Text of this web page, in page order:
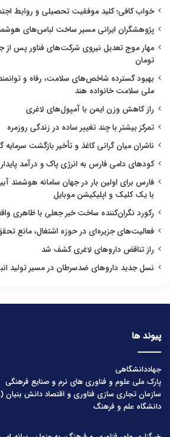
خواب کافی؛ کلید موفقیت تحصیلی و روابط
پژوهشگران ایرانی مسیر ساخت لباس‌های
تومان
بهبود گسترده شاخص‌های سلامت، رفاه و
ملی سلامت خانواده هند
راز کاهش وزن ایمن با آمپول‌های لاغری
تمرکز بیشتر با چند تغییر ساده در زندگی روزمره
ناشران میان گرانی کاغذ و تأخیر بازگشت سرمایه
کودهای دامی فارس به انرژی پاک و درآمد
فارس برای اولین بار در جهان سامانه هوشمند
با یک کلیک و اپلیکیشن موبایل
رکورد نگران‌کننده ساخت خبر جعلی با ظاهری
فعالیت‌های جزیره‌ای در حوزه اشتغال، مانع
راز تناقض داروهای لاغری کشف شد
نسل جدید داروهای ضدسرطان در مسیر تولید
پیوند ها
جهاددانشگاهی
پارک ملی علوم و فناوری های نرم و صنایع فرهنگی
سازمان تجاری سازی فناوری و اقتصاد دانش بنیان
دانشگاه علم و فرهنگ